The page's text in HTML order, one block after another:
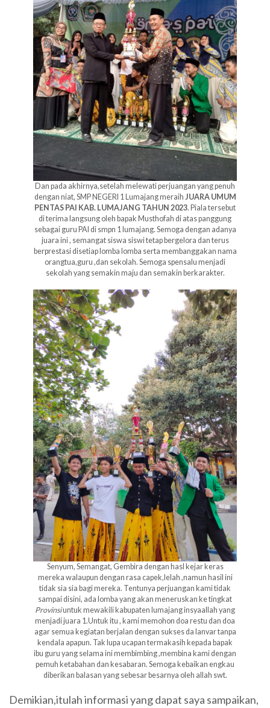
Dan pada akhirnya,setelah melewati perjuangan yang penuh
dengan niat, SMP NEGERI 1 Lumajang meraih JUARA UMUM
PENTAS PAI KAB. LUMAJANG TAHUN 2023. Piala tersebut
di terima langsung oleh bapak Musthofah di atas panggung
sebagai guru PAI di smpn 1 lumajang. Semoga dengan adanya
juara ini , semangat siswa siswi tetap bergelora dan terus
berprestasi disetiap lomba lomba serta membanggakan nama
orangtua,guru ,dan sekolah. Semoga spensalu menjadi
sekolah yang semakin maju dan semakin berkarakter.
Senyum, Semangat, Gembira dengan hasl kejar keras
mereka walaupun dengan rasa capek,lelah ,namun hasil ini
tidak sia sia bagi mereka. Tentunya perjuangan kami tidak
sampai disini, ada lomba yang akan meneruskan ke tingkat
Provinsiuntuk mewakili kabupaten lumajang insyaallah yang
menjadi juara 1.Untuk itu , kami memohon doa restu dan doa
agar semua kegiatan berjalan dengan sukses da lanvar tanpa
kendala apapun. Tak lupa ucapan termakasih kepada bapak
ibu guru yang selama ini membimbing ,membina kami dengan
pemuh ketabahan dan kesabaran. Semoga kebaikan engkau
diberikan balasan yang sebesar besarnya oleh allah swt.
Demikian,itulah informasi yang dapat saya sampaikan,